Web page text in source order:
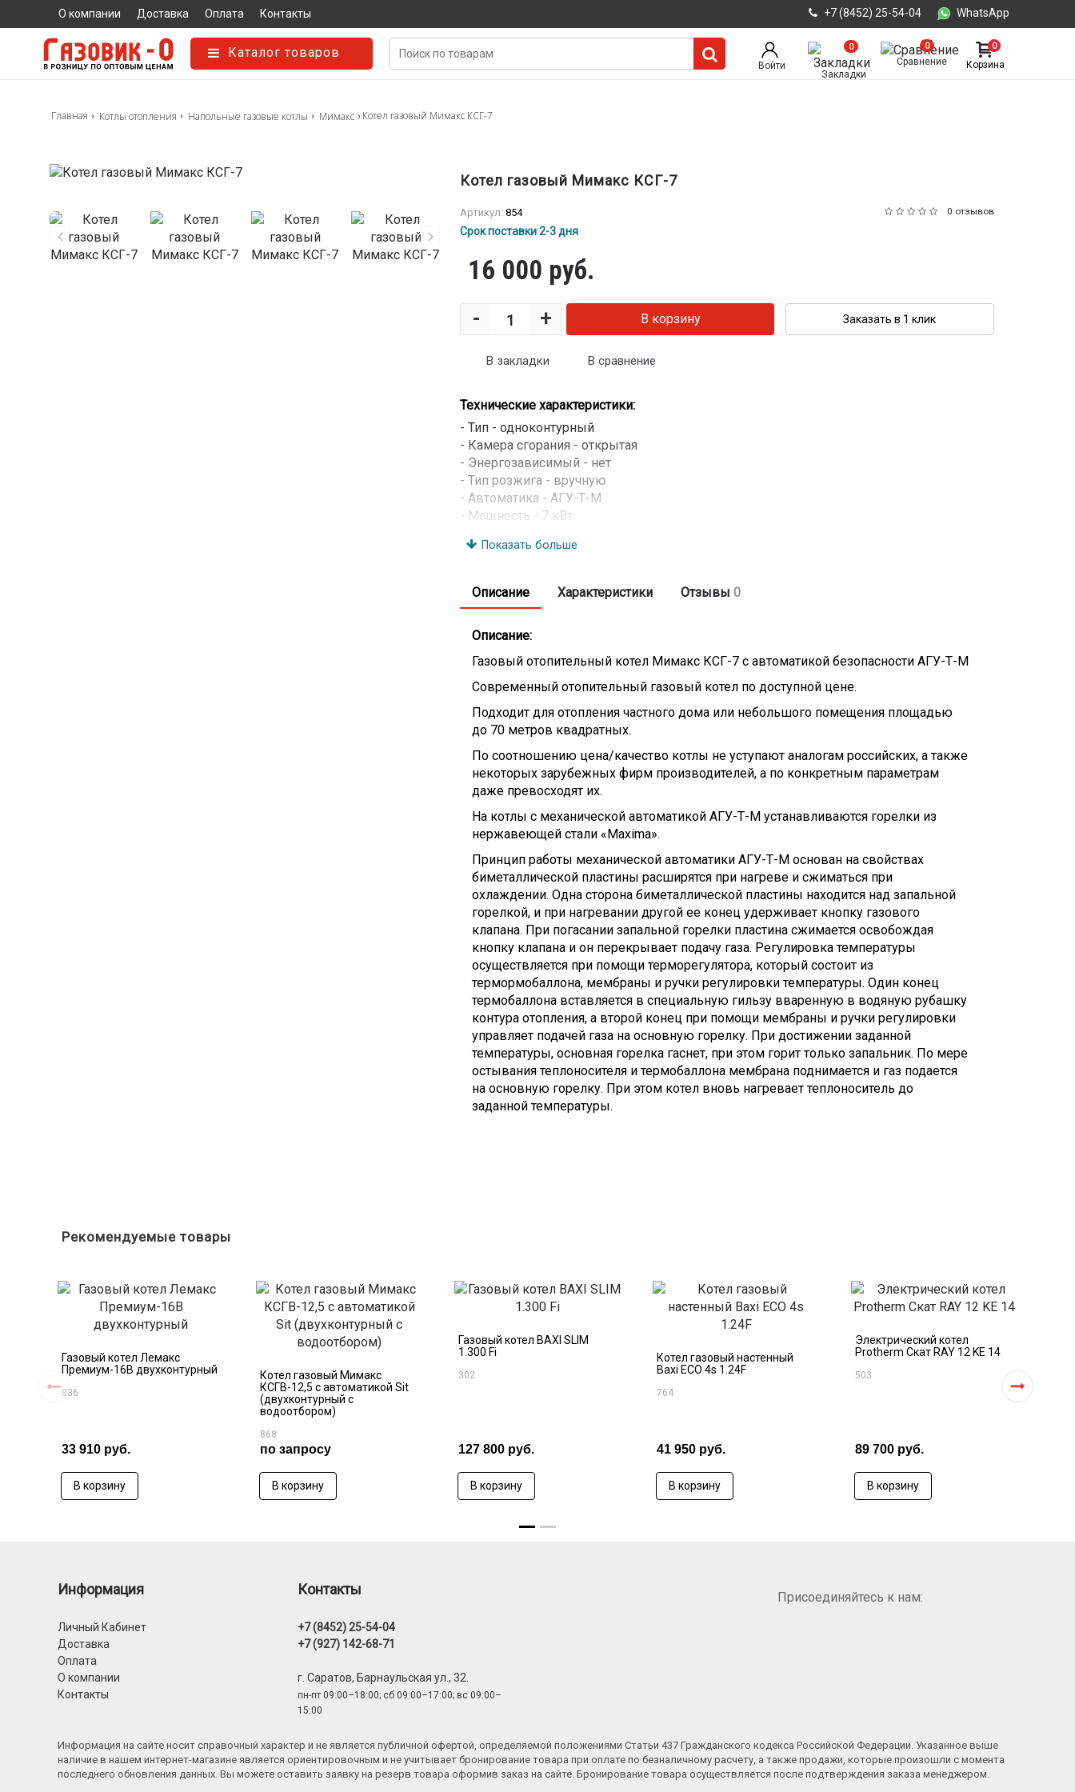
О компании Доставка Оплата Контакты +7 (8452) 25-54-04 WhatsApp
Каталог товаров
Войти
0
Закладки
0
Сравнение
0
Корзина
Главная Котлы отопления Напольные газовые котлы Мимакс Котел газовый Мимакс КСГ-7
Котел газовый Мимакс КСГ-7
0 отзывов
Артикул: 854
Срок поставки 2-3 дня
16 000 руб.
- + В корзину Заказать в 1 клик
В закладки В сравнение
Технические характеристики:
- Тип - одноконтурный
- Камера сгорания - открытая
- Энергозависимый - нет
- Тип розжига - вручную
- Автоматика - АГУ-Т-М
- Мощность - 7 кВт
- Теплообменник - стальной
- Диапазон регулирования температуры - 50-90 град.C
- КПД - 85-87%
- Диаметр патрубка системы газоснабжения - G 1/2 дюйма
- Диаметр патрубка системы отопления - G 1 1/2 дюйма
- Вес - 44 кг
Показать больше
Описание Характеристики Отзывы 0
Описание:
Газовый отопительный котел Мимакс КСГ-7 с автоматикой безопасности АГУ-Т-М
Современный отопительный газовый котел по доступной цене.
Подходит для отопления частного дома или небольшого помещения площадью
до 70 метров квадратных.
По соотношению цена/качество котлы не уступают аналогам российских, а также
некоторых зарубежных фирм производителей, а по конкретным параметрам
даже превосходят их.
На котлы с механической автоматикой АГУ-Т-М устанавливаются горелки из
нержавеющей стали «Maxima».
Принцип работы механической автоматики АГУ-Т-М основан на свойствах
биметаллической пластины расширятся при нагреве и сжиматься при
охлаждении. Одна сторона биметаллической пластины находится над запальной
горелкой, и при нагревании другой ее конец удерживает кнопку газового
клапана. При погасании запальной горелки пластина сжимается освобождая
кнопку клапана и он перекрывает подачу газа. Регулировка температуры
осуществляется при помощи терморегулятора, который состоит из
термормобаллона, мембраны и ручки регулировки температуры. Один конец
термобаллона вставляется в специальную гильзу вваренную в водяную рубашку
контура отопления, а второй конец при помощи мембраны и ручки регулировки
управляет подачей газа на основную горелку. При достижении заданной
температуры, основная горелка гаснет, при этом горит только запальник. По мере
остывания теплоносителя и термобаллона мембрана поднимается и газ подается
на основную горелку. При этом котел вновь нагревает теплоноситель до
заданной температуры.
Рекомендуемые товары
Газовый котел Лемакс
Премиум-16В двухконтурный
836
33 910 руб.
В корзину
Котел газовый Мимакс
КСГВ-12,5 с автоматикой Sit
(двухконтурный с
водоотбором)
868
по запросу
В корзину
Газовый котел BAXI SLIM
1.300 Fi
302
127 800 руб.
В корзину
Котел газовый настенный
Baxi ECO 4s 1.24F
764
41 950 руб.
В корзину
Электрический котел
Protherm Скат RAY 12 KE 14
503
89 700 руб.
В корзину
Информация
Личный Кабинет
Доставка
Оплата
О компании
Контакты
Контакты
+7 (8452) 25-54-04
+7 (927) 142-68-71
г. Саратов, Барнаульская ул., 32.
пн-пт 09:00–18:00; сб 09:00–17:00; вс 09:00–
15:00
Присоединяйтесь к нам:
Информация на сайте носит справочный характер и не является публичной офертой, определяемой положениями Статьи 437 Гражданского кодекса Российской Федерации. Указанное выше
наличие в нашем интернет-магазине является ориентировочным и не учитывает бронирование товара при оплате по безналичному расчету, а также продажи, которые произошли с момента
последнего обновления данных. Вы можете оставить заявку на резерв товара оформив заказ на сайте. Бронирование товара осуществляется после подтверждения заказа менеджером.